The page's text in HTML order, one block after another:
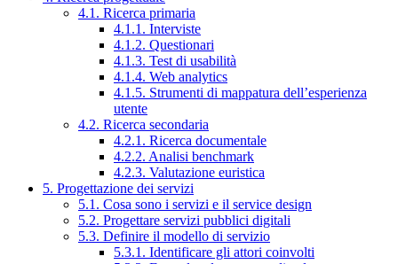
4.1. Ricerca primaria
4.1.1. Interviste
4.1.2. Questionari
4.1.3. Test di usabilità
4.1.4. Web analytics
4.1.5. Strumenti di mappatura dell’esperienza
utente
4.2. Ricerca secondaria
4.2.1. Ricerca documentale
4.2.2. Analisi benchmark
4.2.3. Valutazione euristica
5. Progettazione dei servizi
5.1. Cosa sono i servizi e il service design
5.2. Progettare servizi pubblici digitali
5.3. Definire il modello di servizio
5.3.1. Identificare gli attori coinvolti